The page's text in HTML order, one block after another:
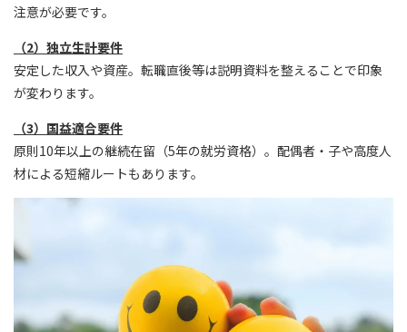
注意が必要です。
（2）独立生計要件
安定した収入や資産。転職直後等は説明資料を整えることで印象
が変わります。
（3）国益適合要件
原則10年以上の継続在留（5年の就労資格）。配偶者・子や高度人
材による短縮ルートもあります。